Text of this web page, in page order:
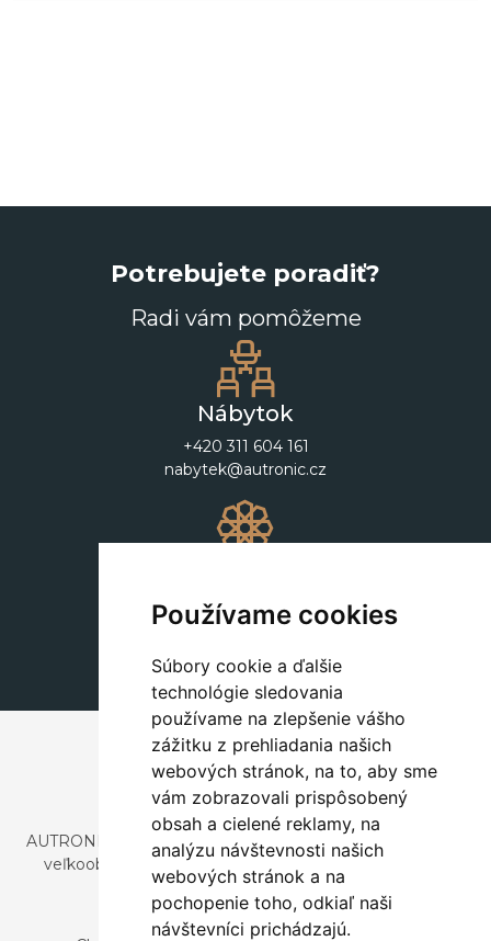
Používame cookies
Súbory cookie a ďalšie
technológie sledovania
používame na zlepšenie vášho
zážitku z prehliadania našich
webových stránok, na to, aby sme
vám zobrazovali prispôsobený
obsah a cielené reklamy, na
analýzu návštevnosti našich
webových stránok a na
pochopenie toho, odkiaľ naši
návštevníci prichádzajú.
Potrebujete poradiť?
Radi vám pomôžeme
Nábytok
+420 311 604 161
nabytek@autronic.cz
+420 311 604 182
dekorace@autronic.cz
AUTRONIC, s.r.o. je spoločnosť zaoberajúca sa dovozom a
veľkoobchodným predajom dizajnového aj štýlového
nábytku a dekorácií.
Česká republika